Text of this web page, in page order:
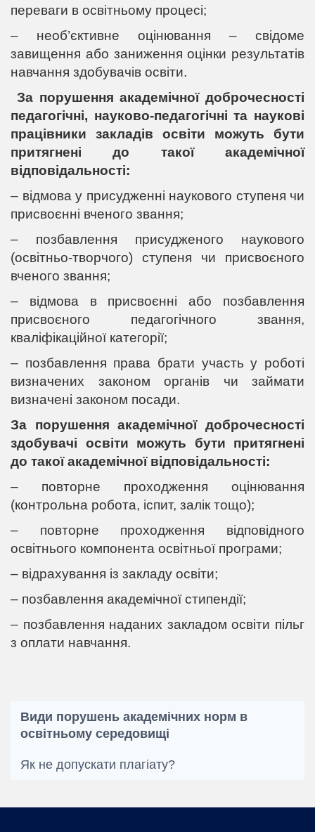
переваги в освітньому процесі;
– необ’єктивне оцінювання – свідоме
завищення або заниження оцінки результатів
навчання здобувачів освіти.
За порушення академічної доброчесності
педагогічні, науково-педагогічні та наукові
працівники закладів освіти можуть бути
притягнені до такої академічної
відповідальності:
– відмова у присудженні наукового ступеня чи
присвоєнні вченого звання;
– позбавлення присудженого наукового
(освітньо-творчого) ступеня чи присвоєного
вченого звання;
– відмова в присвоєнні або позбавлення
присвоєного педагогічного звання,
кваліфікаційної категорії;
– позбавлення права брати участь у роботі
визначених законом органів чи займати
визначені законом посади.
За порушення академічної доброчесності
здобувачі освіти можуть бути притягнені
до такої академічної відповідальності:
– повторне проходження оцінювання
(контрольна робота, іспит, залік тощо);
– повторне проходження відповідного
освітнього компонента освітньої програми;
– відрахування із закладу освіти;
– позбавлення академічної стипендії;
– позбавлення наданих закладом освіти пільг
з оплати навчання.
Види порушень академічних норм в
освітньому середовищі
Як не допускати плагіату?